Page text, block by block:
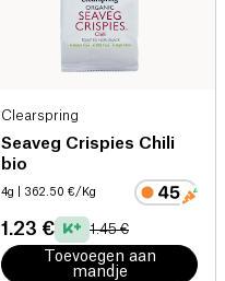
Clearspring
Seaveg Crispies Chili
bio
4g | 362.50 €/Kg
1.23 € 1.45 €
Toevoegen aan
mandje